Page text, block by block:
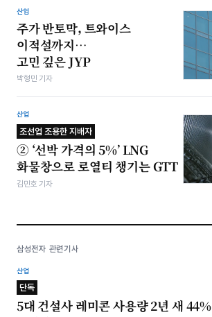
산업
주가 반토막, 트와이스
이적설까지…
고민 깊은 JYP
박형민 기자
산업
조선업 조용한 지배자
② ‘선박 가격의 5%’ LNG
화물창으로 로열티 챙기는 GTT
김민호 기자
삼성전자 관련기사
산업
단독
5대 건설사 레미콘 사용량 2년 새 44%